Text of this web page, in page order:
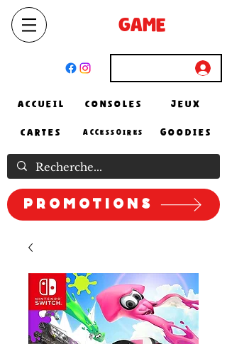
GAME
ACCUEIL CONSOLES JEUX
CARTES ACCESSOIRES GOODIES
Promotions